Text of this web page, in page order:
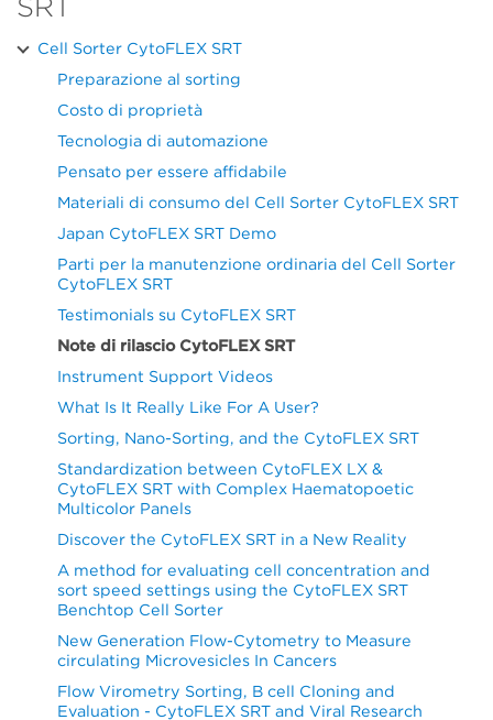
Cell Sorter CytoFLEX SRT
Preparazione al sorting
Costo di proprietà
Tecnologia di automazione
Pensato per essere affidabile
Materiali di consumo del Cell Sorter CytoFLEX SRT
Japan CytoFLEX SRT Demo
Parti per la manutenzione ordinaria del Cell Sorter
CytoFLEX SRT
Testimonials su CytoFLEX SRT
Note di rilascio CytoFLEX SRT
Instrument Support Videos
What Is It Really Like For A User?
Sorting, Nano-Sorting, and the CytoFLEX SRT
Standardization between CytoFLEX LX &
CytoFLEX SRT with Complex Haematopoetic
Multicolor Panels
Discover the CytoFLEX SRT in a New Reality
A method for evaluating cell concentration and
sort speed settings using the CytoFLEX SRT
Benchtop Cell Sorter
New Generation Flow-Cytometry to Measure
circulating Microvesicles In Cancers
Flow Virometry Sorting, B cell Cloning and
Evaluation - CytoFLEX SRT and Viral Research